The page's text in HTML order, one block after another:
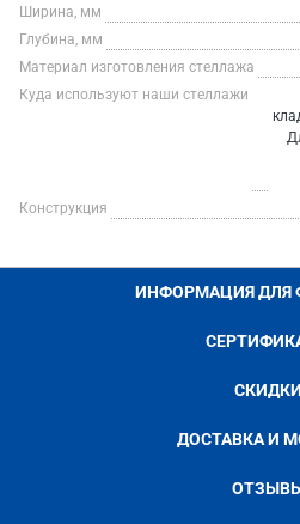
Ширина, мм
Глубина, мм
Материал изготовления стеллажа
Куда используют наши стеллажи
Конструкция
ИНФОРМАЦИЯ ДЛЯ
СКИДКИ
ДОСТАВКА И